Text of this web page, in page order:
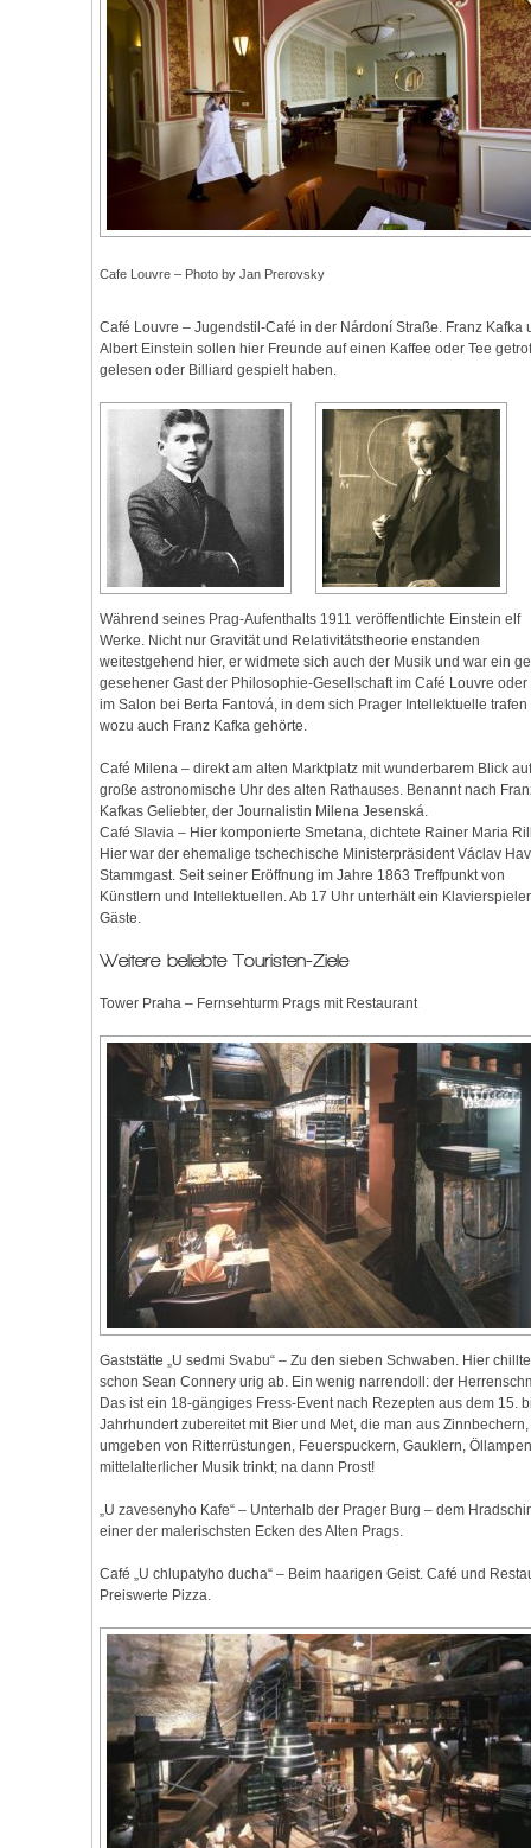
Cafe Louvre – Photo by Jan Prerovsky
Café Louvre – Jugendstil-Café in der Nárdoní Straße. Franz Kafka
Albert Einstein sollen hier Freunde auf einen Kaffee oder Tee
gelesen oder Billiard gespielt haben.
Während seines Prag-Aufenthalts 1911 veröffentlichte Einstein elf
Werke. Nicht nur Gravität und Relativitätstheorie enstanden
weitestgehend hier, er widmete sich auch der Musik und war ein
gesehener Gast der Philosophie-Gesellschaft im Café Louvre oder
im Salon bei Berta Fantová, in dem sich Prager Intellektuelle trafen
wozu auch Franz Kafka gehörte.
Café Milena – direkt am alten Marktplatz mit wunderbarem Blick auf
große astronomische Uhr des alten Rathauses. Benannt nach
Kafkas Geliebter, der Journalistin Milena Jesenská.
Café Slavia – Hier komponierte Smetana, dichtete Rainer Maria
Hier war der ehemalige tschechische Ministerpräsident Václav
Stammgast. Seit seiner Eröffnung im Jahre 1863 Treffpunkt von
Künstlern und Intellektuellen. Ab 17 Uhr unterhält ein Klavierspieler
Gäste.
Weitere beliebte Touristen-Ziele
Tower Praha – Fernsehturm Prags mit Restaurant
Gaststätte „U sedmi Svabu“ – Zu den sieben Schwaben. Hier chillte
schon Sean Connery urig ab. Ein wenig narrendoll: der
Das ist ein 18-gängiges Fress-Event nach Rezepten aus dem 15.
Jahrhundert zubereitet mit Bier und Met, die man aus Zinnbechern,
umgeben von Ritterrüstungen, Feuerspuckern, Gauklern, Öllampen
mittelalterlicher Musik trinkt; na dann Prost!
„U zavesenyho Kafe“ – Unterhalb der Prager Burg – dem Hradschin
einer der malerischsten Ecken des Alten Prags.
Café „U chlupatyho ducha“ – Beim haarigen Geist. Café und
Preiswerte Pizza.